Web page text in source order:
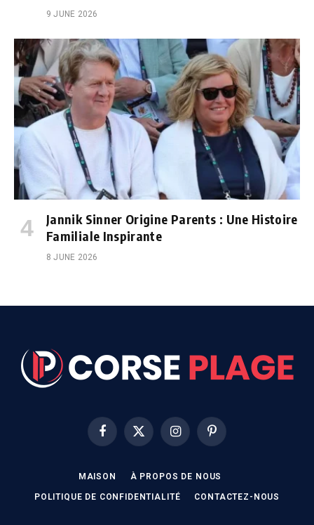
9 JUNE 2026
Jannik Sinner Origine Parents : Une Histoire
Familiale Inspirante
8 JUNE 2026
FacebookX
(Twitter)
InstagramPinterest
MAISON À PROPOS DE NOUS
POLITIQUE DE CONFIDENTIALITÉ CONTACTEZ-NOUS